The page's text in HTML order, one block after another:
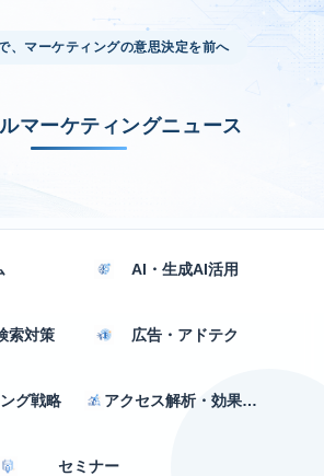
、マーケティングの意思決定を前へ
マーケティングニュース
AI・生成AI活用
索対策 広告・アドテク
グ戦略 アクセス解析・効果測定
セミナー